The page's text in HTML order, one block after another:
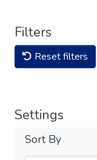
Filters
Reset filters
Settings
Sort By